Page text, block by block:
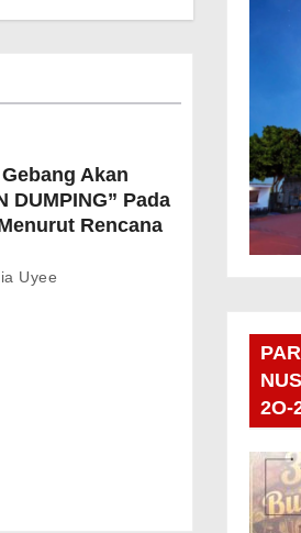
Akan
DUMPING” Pada
Rencana
Uyee
2O-